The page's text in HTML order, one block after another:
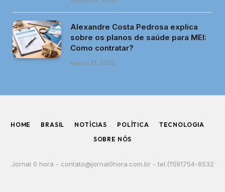
um smartphone dobrável que promete revolucionar
a experiência dos usuários com suas novas
explora os principais aspectos do dispositivo,